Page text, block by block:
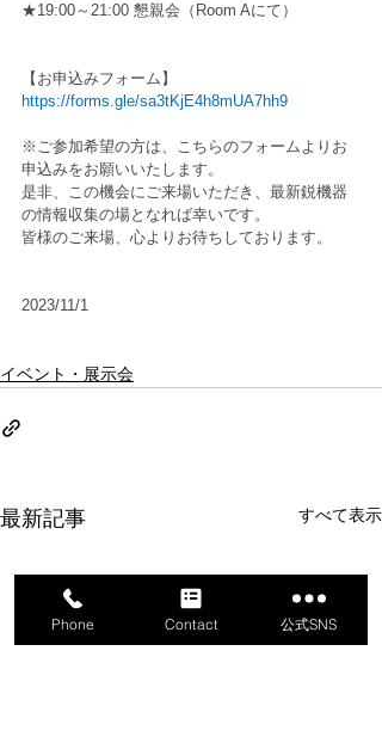
★19:00～21:00 懇親会（Room Aにて）
【お申込みフォーム】
https://forms.gle/sa3tKjE4h8mUA7hh9
※ご参加希望の方は、こちらのフォームよりお
申込みをお願いいたします。
是非、この機会にご来場いただき、最新鋭機器
の情報収集の場となれば幸いです。
皆様のご来場、心よりお待ちしております。
2023/11/1
イベント・展示会
最新記事 すべて表示
Phone Contact 公式SNS